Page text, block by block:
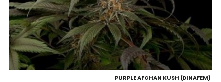
PURPLE AFGHAN KUSH (DINAFEM)